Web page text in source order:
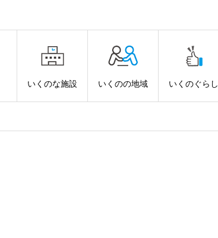
いくのな施設 いくのの地域 いくのぐらし